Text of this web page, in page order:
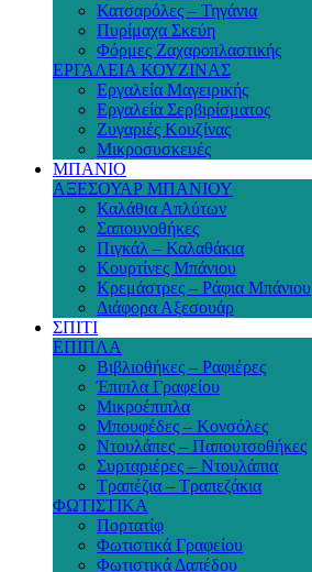
Κατσαρόλες – Τηγάνια
Πυρίμαχα Σκεύη
Φόρμες Ζαχαροπλαστικής
ΕΡΓΑΛΕΙΑ ΚΟΥΖΙΝΑΣ
Εργαλεία Μαγειρικής
Εργαλεία Σερβιρίσματος
Ζυγαριές Κουζίνας
Μικροσυσκευές
ΜΠΑΝΙΟ
ΑΞΕΣΟΥΑΡ ΜΠΑΝΙΟΥ
Καλάθια Απλύτων
Σαπουνοθήκες
Πιγκάλ – Καλαθάκια
Κουρτίνες Μπάνιου
Κρεμάστρες – Ράφια Μπάνιου
Διάφορα Αξεσουάρ
ΣΠΙΤΙ
ΕΠΙΠΛΑ
Βιβλιοθήκες – Ραφιέρες
Έπιπλα Γραφείου
Μικροέπιπλα
Μπουφέδες – Κονσόλες
Ντουλάπες – Παπουτσοθήκες
Συρταριέρες – Ντουλάπια
Τραπέζια – Τραπεζάκια
ΦΩΤΙΣΤΙΚΑ
Πορτατίφ
Φωτιστικά Γραφείου
Φωτιστικά Δαπέδου